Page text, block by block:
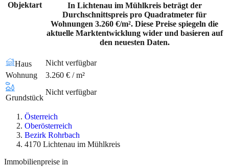
Objektart
In Lichtenau im Mühlkreis beträgt der
Durchschnittspreis pro Quadratmeter für
Wohnungen 3.260 €/m². Diese Preise spiegeln die
aktuelle Marktentwicklung wider und basieren auf
den neuesten Daten.
Haus
Nicht verfügbar
Wohnung
3.260 € / m²
Grundstück
Nicht verfügbar
Österreich
Oberösterreich
Bezirk Rohrbach
4170 Lichtenau im Mühlkreis
Immobilienpreise in